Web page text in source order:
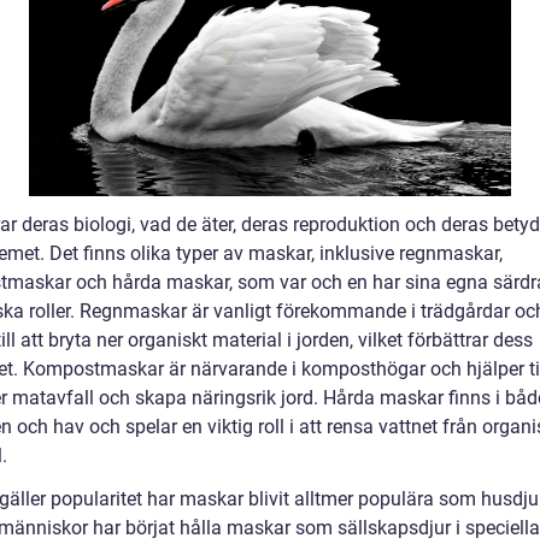
deras biologi, vad de äter, deras reproduktion och deras
Det finns olika typer av maskar, inklusive regnmaskar,
och hårda maskar, som var och en har sina egna
roller. Regnmaskar är vanligt förekommande i trädgårdar
att bryta ner organiskt material i jorden, vilket förbättrar dess
Kompostmaskar är närvarande i komposthögar och hjälper
matavfall och skapa näringsrik jord. Hårda maskar finns i
och hav och spelar en viktig roll i att rensa vattnet från
popularitet har maskar blivit alltmer populära som
har börjat hålla maskar som sällskapsdjur i speciella